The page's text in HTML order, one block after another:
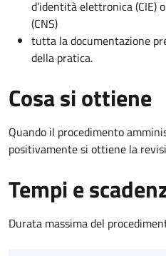
d’identità elettronica (CIE)
(CNS)
tutta la documentazione
della pratica.
Cosa si ottiene
Quando il procedimento
positivamente si ottiene la
Tempi e
Durata massima del